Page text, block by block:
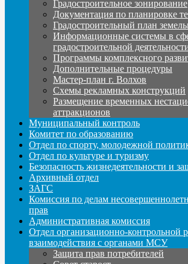
Градостроительное зонирование
Документация по планировке
Градостроительный план
Информационные системы в
градостроительной
Программы комплексного
Дополнительные процедуры
Мастер-план г. Волхов
Схемы рекламных конструкций
Размещение временных
аттракционов
Муниципальный контроль
Комитет по образованию
Отдел по спорту, молодежной
Отдел по культуре и туризму
Безопасность жизнедеятельности и
Архивный отдел
ЗАГС
Комиссия по делам
прав
Административная комиссия
Отдел организационно-контрольной
взаимодействия с органами МСУ
Защита прав потребителей